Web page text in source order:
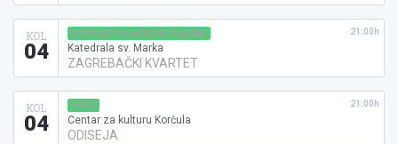
KOL
04
KONCERT KLASIČNE GLAZBE
Katedrala sv. Marka
ZAGREBAČKI KVARTET
21:00h
KOL
04
KINO
Centar za kulturu Korčula
ODISEJA
21:00h